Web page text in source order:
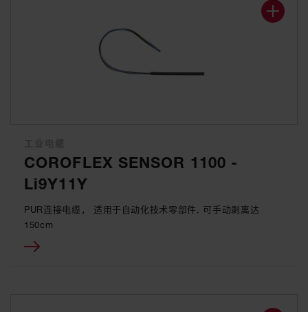
COROFLEX SENSOR 1100 -
Li9Y11Y
PUR连接电缆， 适用于自动化技术零部件, 可手动剥离达
150cm